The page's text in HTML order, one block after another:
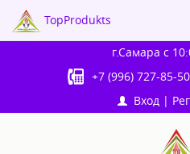
г.Самара с
+7 (996) 727-85-50
Вход |
TopProdukts